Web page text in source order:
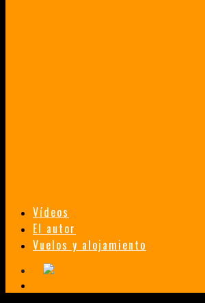
Vídeos
El autor
Vuelos y alojamiento